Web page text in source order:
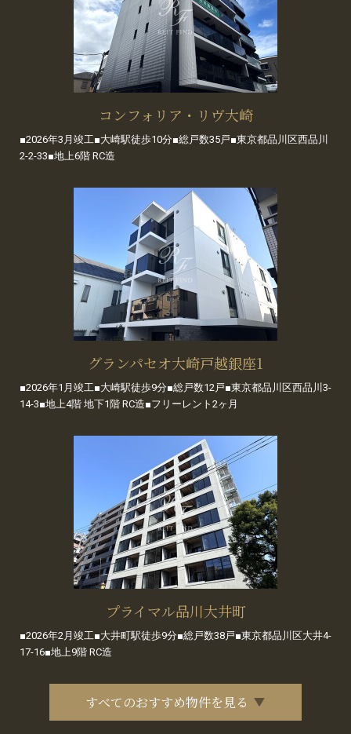
コンフォリア・リヴ大崎
■2026年3月竣工■大崎駅徒歩10分■総戸数35戸■東京都品川区西品川
2-2-33■地上6階 RC造
グランパセオ大崎戸越銀座1
■2026年1月竣工■大崎駅徒歩9分■総戸数12戸■東京都品川区西品川3-
14-3■地上4階 地下1階 RC造■フリーレント2ヶ月
プライマル品川大井町
■2026年2月竣工■大井町駅徒歩9分■総戸数38戸■東京都品川区大井4-
17-16■地上9階 RC造
すべてのおすすめ物件を見る